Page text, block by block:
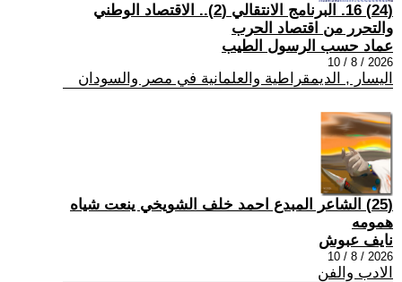
(24) 16. البرنامج الانتقالي (2).. الاقتصاد الوطني
والتحرر من اقتصاد الحرب
عماد حسب الرسول الطيب
2026 / 8 / 10
اليسار , الديمقراطية والعلمانية في مصر والسودان
(25) الشاعر المبدع احمد خلف الشويخي ينعت شياه
همومه
نايف عبوش
2026 / 8 / 10
الادب والفن